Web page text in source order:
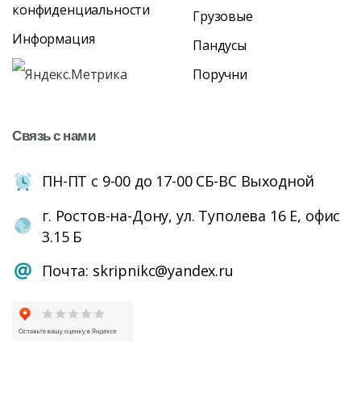
конфиденциальности
Информация
Грузовые
Пандусы
Поручни
Связьснами
ПН-ПТ с 9-00 до 17-00 СБ-ВС Выходной
г. Ростов-на-Дону, ул. Туполева 16 Е, офис
3.15 Б
Почта: skripnikc@yandex.ru